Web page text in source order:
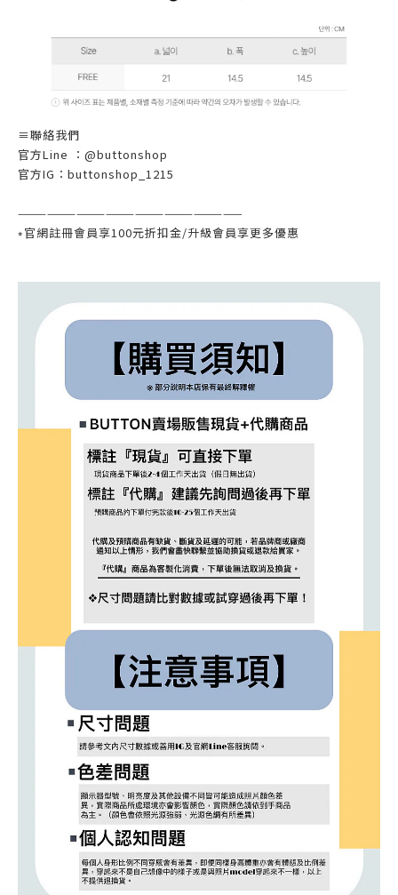
≡聯絡我們
官方Line ：@buttonshop
官方IG ： buttonshop_1215
———————————————————————
⭒官網註冊會員享100元折扣金/升級會員享更多優惠